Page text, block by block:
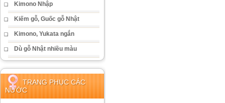
Kimono Nhập
Kiếm gỗ, Guốc gỗ Nhật
Kimono, Yukata ngắn
Dù gỗ Nhật nhiều màu
TRANG PHỤC CÁC
NƯỚC